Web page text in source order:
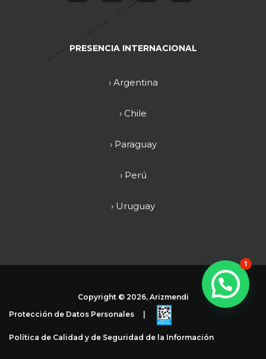
PRESENCIA INTERNACIONAL
› Argentina
› Chile
› Paraguay
› Perú
› Uruguay
Copyright © 2026, Arizmendi
Protección de Datos Personales
Política de Calidad y de Seguridad de la Información
1